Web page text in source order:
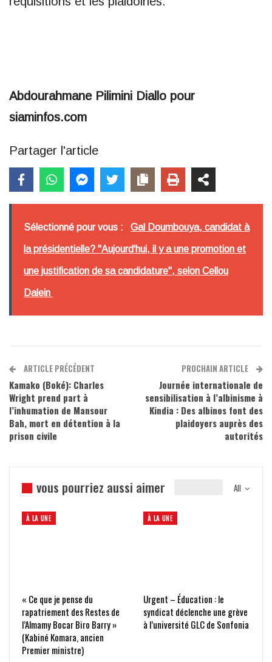
Abdourahmane Pilimini Diallo pour
siaminfos.com
Partager l'article
Sélectionné pour vous : Gal Doumbouya, candidat à
la présidentielle? "Aujourd'hui, il y a une promotion et
une justification de sa candidature", selon Cellou
Dalein
ARTICLE PRÉCÉDENT
Kamako (Boké): Charles
Wright prend part à
l’inhumation de Mansour
Bah, mort en détention à la
prison civile
PROCHAIN ARTICLE
Journée internationale de
sensibilisation à l’albinisme à
Kindia : Des albinos font des
plaidoyers auprès des
autorités
All
vous pourriez aussi aimer
À LA UNE
« Ce que je pense du
rapatriement des Restes de
l’Almamy Bocar Biro Barry »
(Kabiné Komara, ancien
Premier ministre)
À LA UNE
Urgent – Éducation : le
syndicat déclenche une grève
à l’université GLC de Sonfonia